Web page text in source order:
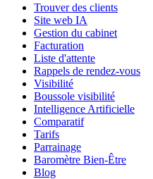
Trouver des clients
Site web IA
Gestion du cabinet
Facturation
Liste d'attente
Rappels de rendez-vous
Visibilité
Boussole visibilité
Intelligence Artificielle
Comparatif
Tarifs
Parrainage
Baromètre Bien-Être
Blog